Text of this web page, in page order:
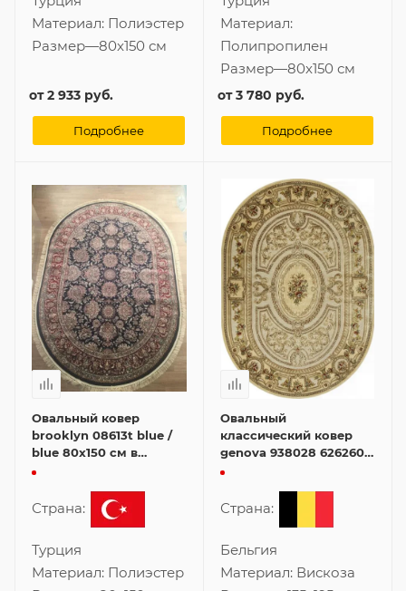
Материал: Полиэстер
Размер—80x150 см
от2 933 руб.
Подробнее
Материал:
Полипропилен
Размер—80x150 см
от3 780 руб.
Подробнее
Овальный ковер
brooklyn 08613t blue /
blue 80x150 см в
классическом стиле
Страна:
Турция
Материал: Полиэстер
Овальный
классический ковер
genova 938028 626260
135x195 см
Страна:
Бельгия
Материал: Вискоза